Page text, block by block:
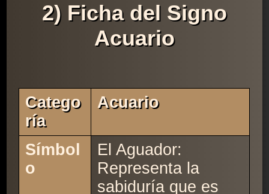
2) Ficha del Signo
Acuario
Catego
Ría
Acuario
Símbol
o
El Aguador:
Representa la
sabiduría que es